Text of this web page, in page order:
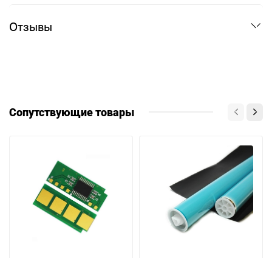
Отзывы
Сопутствующие товары